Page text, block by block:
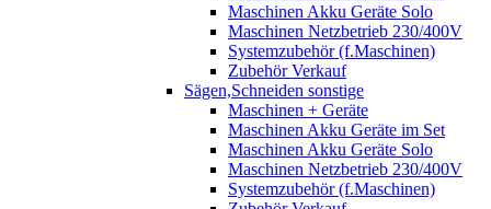
Maschinen Akku Geräte Solo
Maschinen Netzbetrieb 230/400V
Systemzubehör (f.Maschinen)
Zubehör Verkauf
Sägen,Schneiden sonstige
Maschinen + Geräte
Maschinen Akku Geräte im Set
Maschinen Akku Geräte Solo
Maschinen Netzbetrieb 230/400V
Systemzubehör (f.Maschinen)